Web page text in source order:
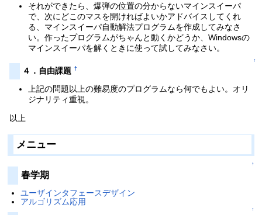
それができたら、爆弾の位置の分からないマインスイーパ
で、次にどこのマスを開ければよいかアドバイスしてくれ
る、マインスイーパ自動解法プログラムを作成してみなさ
い。作ったプログラムがちゃんと動くかどうか、Windowsの
マインスイーパを解くときに使って試してみなさい。
↑
４．自由課題 †
上記の問題以上の難易度のプログラムなら何でもよい。オリ
ジナリティ重視。
以上
メニュー
↑
春学期
ユーザインタフェースデザイン
アルゴリズム応用
↑